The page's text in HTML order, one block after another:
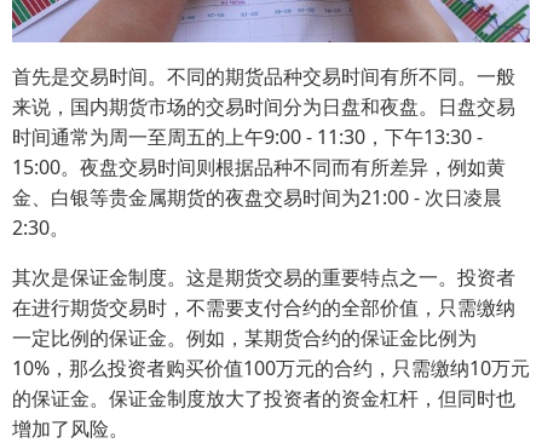
首先是交易时间。不同的期货品种交易时间有所不同。一般
来说，国内期货市场的交易时间分为日盘和夜盘。日盘交易
时间通常为周一至周五的上午9:00 - 11:30，下午13:30 -
15:00。夜盘交易时间则根据品种不同而有所差异，例如黄
金、白银等贵金属期货的夜盘交易时间为21:00 - 次日凌晨
2:30。
其次是保证金制度。这是期货交易的重要特点之一。投资者
在进行期货交易时，不需要支付合约的全部价值，只需缴纳
一定比例的保证金。例如，某期货合约的保证金比例为
10%，那么投资者购买价值100万元的合约，只需缴纳10万元
的保证金。保证金制度放大了投资者的资金杠杆，但同时也
增加了风险。